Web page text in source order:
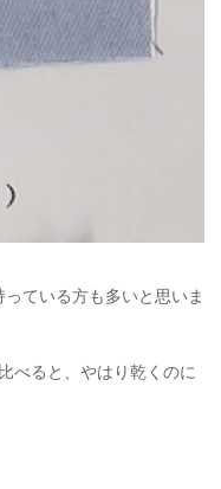
っている方も多いと思いま
べると、やはり乾くのに